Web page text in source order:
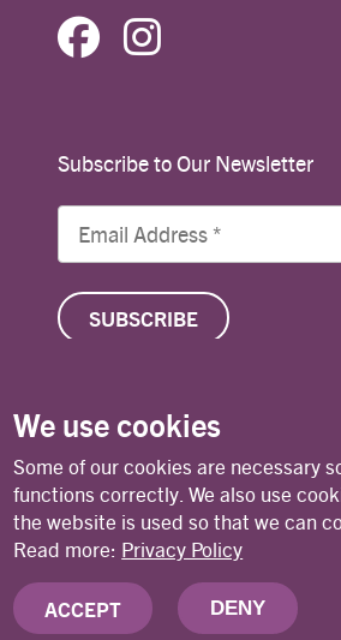
Subscribe to Our Newsletter
© Copyright 2026 Lutheran
Contact Privacy Policy
Deutsches Nationalkomitee
We use cookies
Some of our cookies are necessary
functions correctly. We also use
the website is used so that we can
Read more: Privacy Policy
ACCEPT DENY